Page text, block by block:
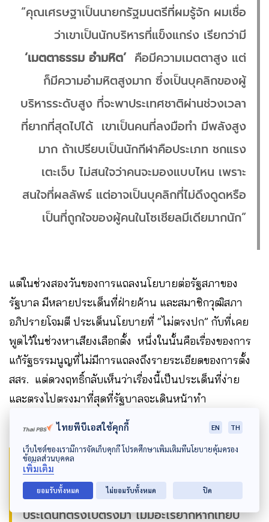
“คุณเศรษฐาเป็นนายกรัฐมนตรีที่ผมรู้จัก ผมเชื่อ
ว่าเขาเป็นนักบริหารที่แข็งแกร่ง เรียกว่ามี
‘เมตตาธรรม อำมหิต’ คือมีความเมตตาสูง แต่
ก็มีความอำมหิตสูงมาก ซึ่งเป็นบุคลิกของผู้
บริหารระดับสูง ที่จะพาประเทศชาติผ่านช่วงเวลา
ที่ยากที่สุดไปได้ เขาเป็นคนที่ลงมือทำ มีพลังสูง
มาก ถ้าเปรียบเป็นนักกีฬาคือประเภท ชกแรง
เตะเจ็บ ไม่สนใจว่าคนจะมองแบบไหน เพราะ
สนใจที่ผลลัพธ์ แต่อาจเป็นบุคลิกที่ไม่ดึงดูดหรือ
เป็นที่ถูกใจของผู้คนในโซเชียลมีเดียมากนัก”
แต่ในช่วงสองวันของการแถลงนโยบายต่อรัฐสภาของ
รัฐบาล มีหลายประเด็นที่ฝ่ายค้าน และสมาชิกวุฒิสภา
อภิปรายโจมตี ประเด็นนโยบายที่ “ไม่ตรงปก” กับที่เคย
พูดไว้ในช่วงหาเสียงเลือกตั้ง หนึ่งในนั้นคือเรื่องของการ
แก้รัฐธรรมนูญที่ไม่มีการแถลงถึงรายระเอียดของการตั้ง
สสร. แต่ดวงฤทธิ์กลับเห็นว่าเรื่องนี้เป็นประเด็นที่ง่าย
และตรงไปตรงมาที่สุดที่รัฐบาลจะเดินหน้าทำ
“คุณเชื่อผมไหม เรื่องการแก้รัฐธรรมนูญเป็น
เรื่องที่ง่ายที่สุดในเรื่องทั้งหมดเลยนะ เป็น
ประเด็นที่ตรงไปตรงมา ไม่มีอะไรยากหากเทียบ
ไทยพีบีเอสใช้คุกกี้ EN TH
เว็บไซต์ของเรามีการจัดเก็บคุกกี้ โปรดศึกษาเพิ่มเติมที่นโยบายคุ้มครอง
ข้อมูลส่วนบุคคล
เพิ่มเติม
ยอมรับทั้งหมด ไม่ยอมรับทั้งหมด ปิด